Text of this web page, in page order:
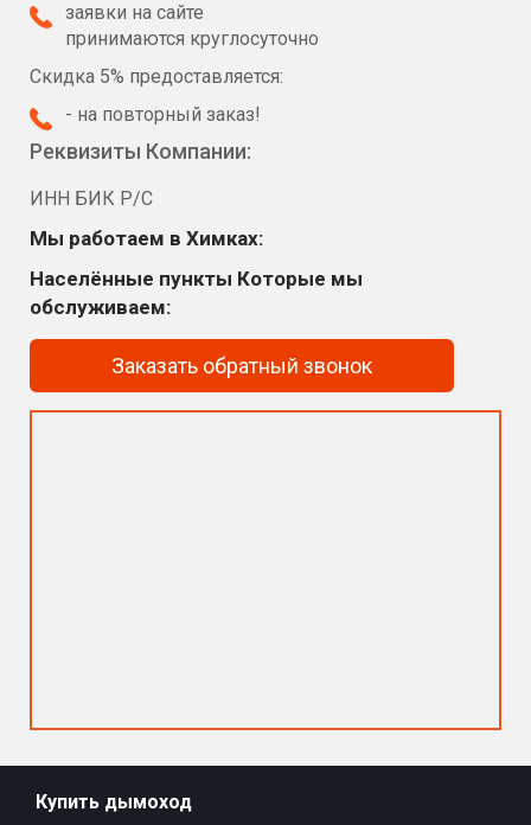
заявки на сайте
принимаются круглосуточно
Скидка 5% предоставляется:
- на повторный заказ!
Реквизиты Компании:
ИНН БИК Р/С
Мы работаем в Химках:
Населённые пункты Которые мы
обслуживаем:
Заказать обратный звонок
Купить дымоход